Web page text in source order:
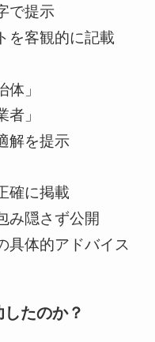
で提示
を客観的に記載
体」
者」
解を提示
確に掲載
み隠さず公開
具体的アドバイス
たのか？